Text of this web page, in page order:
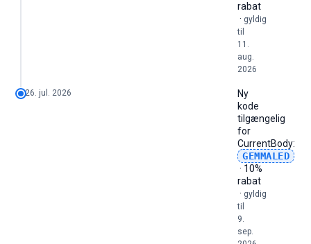
rabat
· gyldig
til
11.
aug.
2026
26. jul. 2026
Ny
kode
tilgængelig
for
CurrentBody:
GEMMALED
· 10%
rabat
· gyldig
til
9.
sep.